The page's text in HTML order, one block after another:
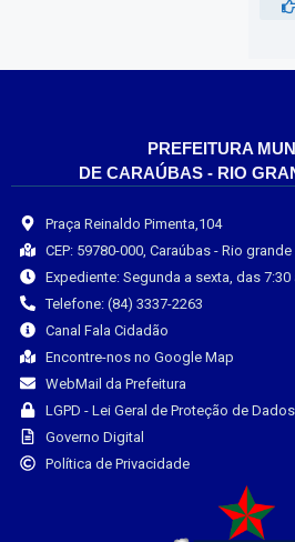
PREFEITURA
DE CARAÚBAS - RIO
Praça Reinaldo Pimenta,104
CEP: 59780-000, Caraúbas - Rio
Expediente: Segunda a sexta, das 7:30
Telefone: (84) 3337-2263
Canal Fala Cidadão
Encontre-nos no Google Map
WebMail da Prefeitura
LGPD - Lei Geral de Proteção de Dados
Governo Digital
Política de Privacidade